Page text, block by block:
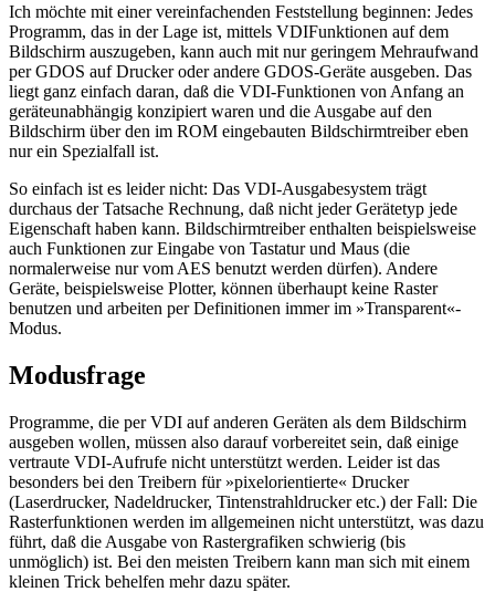
Ich möchte mit einer vereinfachenden Feststellung beginnen: Jedes
Programm, das in der Lage ist, mittels VDIFunktionen auf dem
Bildschirm auszugeben, kann auch mit nur geringem Mehraufwand
per GDOS auf Drucker oder andere GDOS-Geräte ausgeben. Das
liegt ganz einfach daran, daß die VDI-Funktionen von Anfang an
geräteunabhängig konzipiert waren und die Ausgabe auf den
Bildschirm über den im ROM eingebauten Bildschirmtreiber eben
nur ein Spezialfall ist.
So einfach ist es leider nicht: Das VDI-Ausgabesystem trägt
durchaus der Tatsache Rechnung, daß nicht jeder Gerätetyp jede
Eigenschaft haben kann. Bildschirmtreiber enthalten beispielsweise
auch Funktionen zur Eingabe von Tastatur und Maus (die
normalerweise nur vom AES benutzt werden dürfen). Andere
Geräte, beispielsweise Plotter, können überhaupt keine Raster
benutzen und arbeiten per Definitionen immer im »Transparent«-
Modus.
Modusfrage
Programme, die per VDI auf anderen Geräten als dem Bildschirm
ausgeben wollen, müssen also darauf vorbereitet sein, daß einige
vertraute VDI-Aufrufe nicht unterstützt werden. Leider ist das
besonders bei den Treibern für »pixelorientierte« Drucker
(Laserdrucker, Nadeldrucker, Tintenstrahldrucker etc.) der Fall: Die
Rasterfunktionen werden im allgemeinen nicht unterstützt, was dazu
führt, daß die Ausgabe von Rastergrafiken schwierig (bis
unmöglich) ist. Bei den meisten Treibern kann man sich mit einem
kleinen Trick behelfen mehr dazu später.